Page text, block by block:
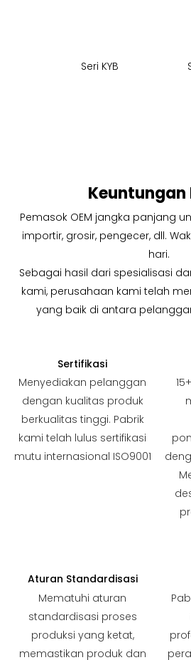
Seri KYB
Keuntungan
Pemasok OEM jangka panjang
importir, grosir, pengecer, dll.
hari.
Sebagai hasil dari spesialisasi
kami, perusahaan kami telah
yang baik di antara
Sertifikasi
Menyediakan pelanggan
dengan kualitas produk
berkualitas tinggi. Pabrik
kami telah lulus sertifikasi
mutu internasional ISO9001
Aturan Standardisasi
Mematuhi aturan
standardisasi proses
produksi yang ketat,
memastikan produk dan